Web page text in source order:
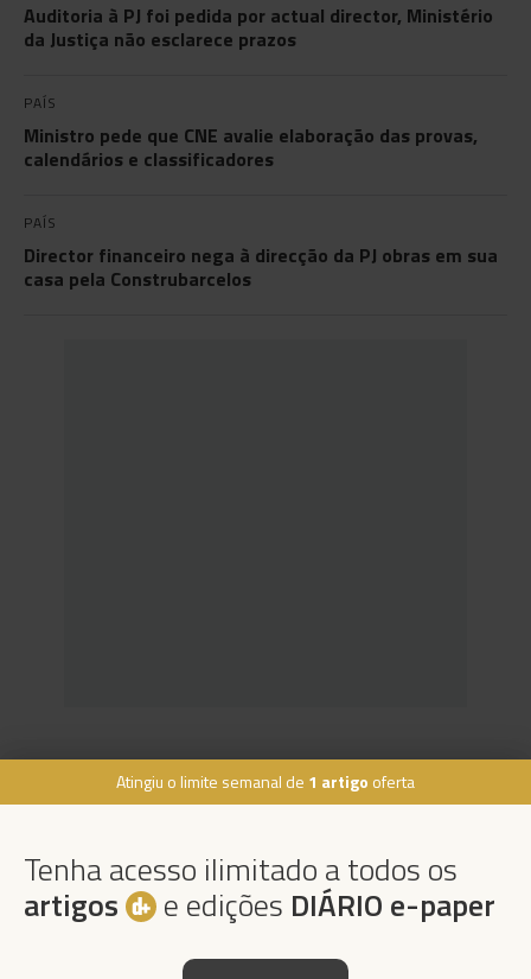
Atingiu o limite semanal de 1 artigo oferta
Tenha acesso ilimitado a todos os
artigos e edições DIÁRIO e-paper
Auditoria à PJ foi pedida por actual director, Ministério
da Justiça não esclarece prazos
PAÍS
Ministro pede que CNE avalie elaboração das provas,
calendários e classificadores
PAÍS
Director financeiro nega à direcção da PJ obras em sua
casa pela Construbarcelos
291 202 300
Instale a nossa App
Podcasts ×